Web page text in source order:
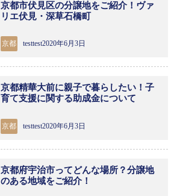
京都市伏見区の分譲地をご紹介！ヴァ
リエ伏見・深草石橋町
京都 testtest2020年6月3日
京都精華大前に親子で暮らしたい！子
育て支援に関する助成金について
京都 testtest2020年6月3日
京都府宇治市ってどんな場所？分譲地
のある地域をご紹介！